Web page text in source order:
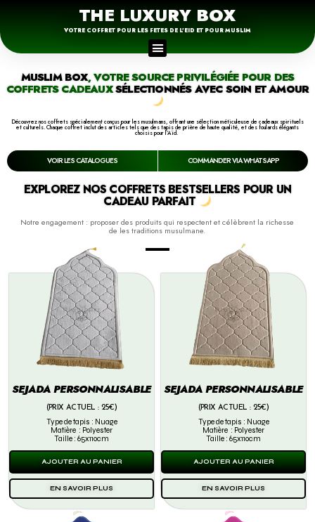
THE LUXURY BOX
VOTRE COFFRET POUR LES FETES DE L'EID ET POUR MUSLIM
MUSLIM BOX, VOTRE SOURCE PRIVILÉGIÉE POUR DES
COFFRETS CADEAUXSÉLECTIONNÉS AVEC SOIN ET AMOUR
Découvrez nos coffrets spécialement conçus pour les musulmans, offrant une sélection méticuleuse de cadeaux spirituels
et culturels. Chaque coffret inclut des articles tels que des tapis de prière de haute qualité, et des foulards élégants
choisis pour l’Aïd.
VOIR LES CATALOGUES COMMANDER VIA WHATSAPP
EXPLOREZ NOS COFFRETS BESTSELLERS POUR UN
CADEAU PARFAIT
Notre engagement : proposer des produits qui respectent et célèbrent la richesse
de les traditions musulmane.
SEJADA PERSONNALISABLE
(PRIX ACTUEL : 25€)
Type de tapis : Nuage
Matière : Polyester
Taille : 65x110cm
AJOUTER AU PANIER
EN SAVOIR PLUS
SEJADA PERSONNALISABLE
(PRIX ACTUEL : 25€)
Type de tapis : Nuage
Matière : Polyester
Taille : 65x110cm
AJOUTER AU PANIER
EN SAVOIR PLUS